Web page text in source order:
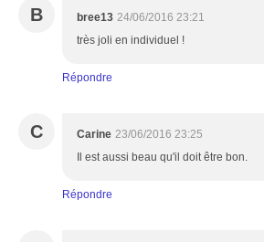
B bree13 24/06/2016 23:21
très joli en individuel !
Répondre
C Carine 23/06/2016 23:25
Il est aussi beau qu'il doit être bon.
Répondre